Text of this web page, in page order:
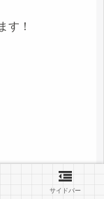
す！
サイドバー